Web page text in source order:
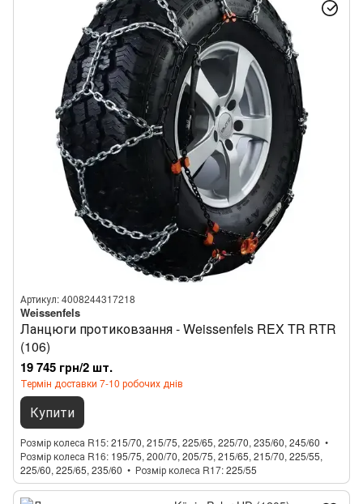
Артикул: 4008244317218
Weissenfels
Ланцюги протиковзання - Weissenfels REX TR RTR
(106)
19 745 грн/2 шт.
Термін доставки 7-10 робочих днів
Купити
Розмір колеса R15 215/70, 215/75, 225/65, 225/70, 235/60, 245/60
Розмір колеса R16 195/75, 200/70, 205/75, 215/65, 215/70, 225/55,
225/60, 225/65, 235/60
Розмір колеса R17 225/55